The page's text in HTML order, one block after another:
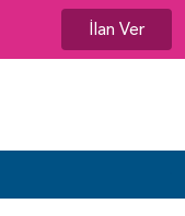
İlan Ver